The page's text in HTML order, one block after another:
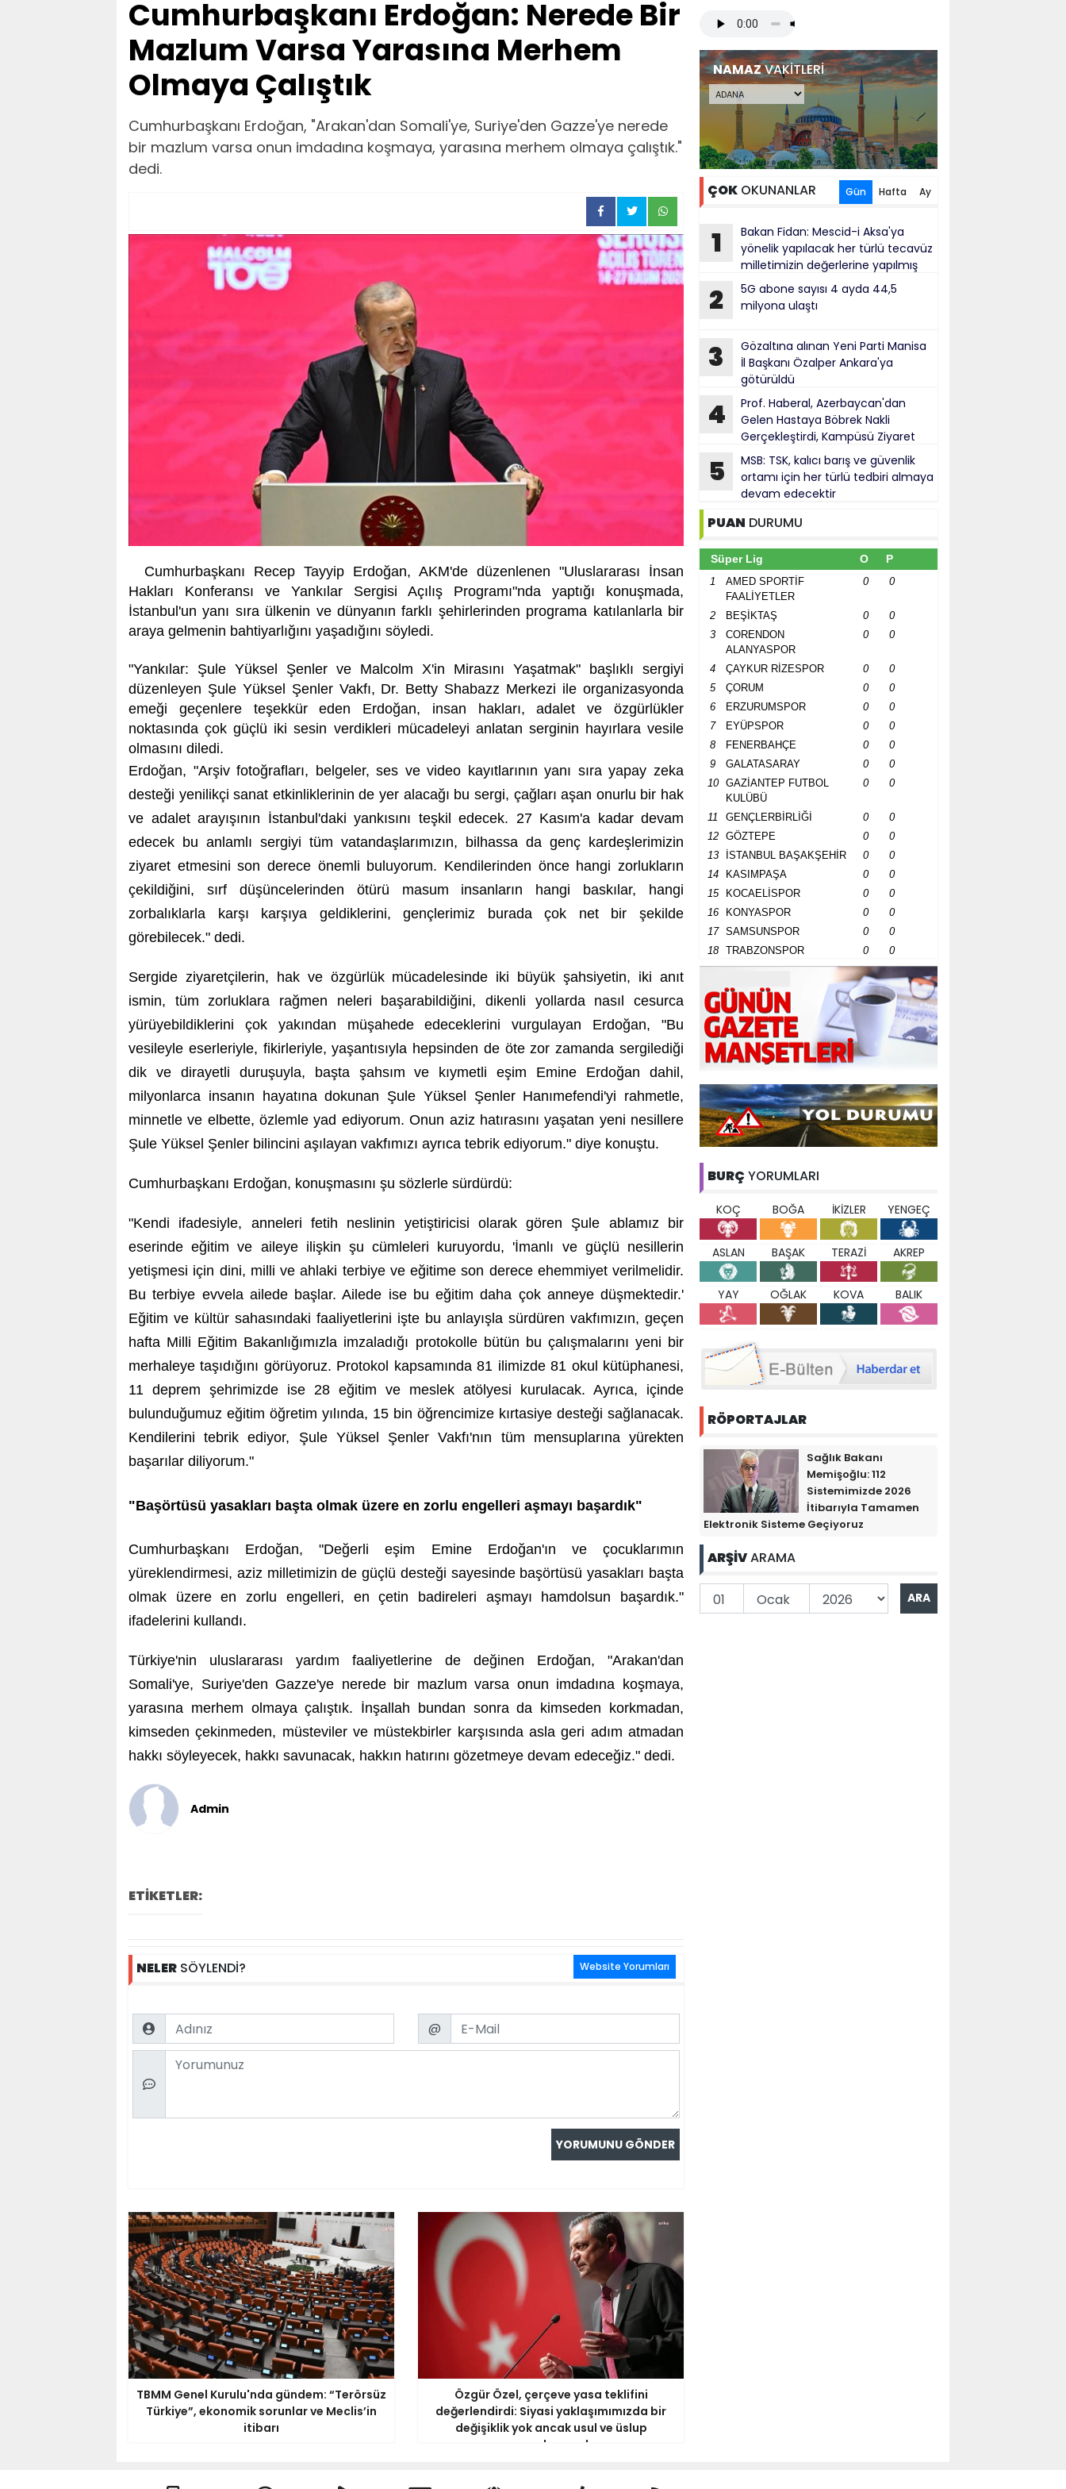
Cumhurbaşkanı Erdoğan: Nerede Bir
Mazlum Varsa Yarasına Merhem
Olmaya Çalıştık
Cumhurbaşkanı Erdoğan, "Arakan'dan Somali'ye, Suriye'den Gazze'ye nerede
bir mazlum varsa onun imdadına koşmaya, yarasına merhem olmaya çalıştık."
dedi.
Cumhurbaşkanı Recep Tayyip Erdoğan, AKM'de düzenlenen "Uluslararası İnsan
Hakları Konferansı ve Yankılar Sergisi Açılış Programı"nda yaptığı konuşmada,
İstanbul'un yanı sıra ülkenin ve dünyanın farklı şehirlerinden programa katılanlarla bir
araya gelmenin bahtiyarlığını yaşadığını söyledi.
"Yankılar: Şule Yüksel Şenler ve Malcolm X'in Mirasını Yaşatmak" başlıklı sergiyi
düzenleyen Şule Yüksel Şenler Vakfı, Dr. Betty Shabazz Merkezi ile organizasyonda
emeği geçenlere teşekkür eden Erdoğan, insan hakları, adalet ve özgürlükler
noktasında çok güçlü iki sesin verdikleri mücadeleyi anlatan serginin hayırlara vesile
olmasını diledi.
Erdoğan, "Arşiv fotoğrafları, belgeler, ses ve video kayıtlarının yanı sıra yapay zeka
desteği yenilikçi sanat etkinliklerinin de yer alacağı bu sergi, çağları aşan onurlu bir hak
ve adalet arayışının İstanbul'daki yankısını teşkil edecek. 27 Kasım'a kadar devam
edecek bu anlamlı sergiyi tüm vatandaşlarımızın, bilhassa da genç kardeşlerimizin
ziyaret etmesini son derece önemli buluyorum. Kendilerinden önce hangi zorlukların
çekildiğini, sırf düşüncelerinden ötürü masum insanların hangi baskılar, hangi
zorbalıklarla karşı karşıya geldiklerini, gençlerimiz burada çok net bir şekilde
görebilecek." dedi.
Sergide ziyaretçilerin, hak ve özgürlük mücadelesinde iki büyük şahsiyetin, iki anıt
ismin, tüm zorluklara rağmen neleri başarabildiğini, dikenli yollarda nasıl cesurca
yürüyebildiklerini çok yakından müşahede edeceklerini vurgulayan Erdoğan, "Bu
vesileyle eserleriyle, fikirleriyle, yaşantısıyla hepsinden de öte zor zamanda sergilediği
dik ve dirayetli duruşuyla, başta şahsım ve kıymetli eşim Emine Erdoğan dahil,
milyonlarca insanın hayatına dokunan Şule Yüksel Şenler Hanımefendi'yi rahmetle,
minnetle ve elbette, özlemle yad ediyorum. Onun aziz hatırasını yaşatan yeni nesillere
Şule Yüksel Şenler bilincini aşılayan vakfımızı ayrıca tebrik ediyorum." diye konuştu.
Cumhurbaşkanı Erdoğan, konuşmasını şu sözlerle sürdürdü:
"Kendi ifadesiyle, anneleri fetih neslinin yetiştiricisi olarak gören Şule ablamız bir
eserinde eğitim ve aileye ilişkin şu cümleleri kuruyordu, 'İmanlı ve güçlü nesillerin
yetişmesi için dini, milli ve ahlaki terbiye ve eğitime son derece ehemmiyet verilmelidir.
Bu terbiye evvela ailede başlar. Ailede ise bu eğitim daha çok anneye düşmektedir.'
Eğitim ve kültür sahasındaki faaliyetlerini işte bu anlayışla sürdüren vakfımızın, geçen
hafta Milli Eğitim Bakanlığımızla imzaladığı protokolle bütün bu çalışmalarını yeni bir
merhaleye taşıdığını görüyoruz. Protokol kapsamında 81 ilimizde 81 okul kütüphanesi,
11 deprem şehrimizde ise 28 eğitim ve meslek atölyesi kurulacak. Ayrıca, içinde
bulunduğumuz eğitim öğretim yılında, 15 bin öğrencimize kırtasiye desteği sağlanacak.
Kendilerini tebrik ediyor, Şule Yüksel Şenler Vakfı'nın tüm mensuplarına yürekten
başarılar diliyorum."
"Başörtüsü yasakları başta olmak üzere en zorlu engelleri aşmayı başardık"
Cumhurbaşkanı Erdoğan, "Değerli eşim Emine Erdoğan'ın ve çocuklarımın
yüreklendirmesi, aziz milletimizin de güçlü desteği sayesinde başörtüsü yasakları başta
olmak üzere en zorlu engelleri, en çetin badireleri aşmayı hamdolsun başardık."
ifadelerini kullandı.
Türkiye'nin uluslararası yardım faaliyetlerine de değinen Erdoğan, "Arakan'dan
Somali'ye, Suriye'den Gazze'ye nerede bir mazlum varsa onun imdadına koşmaya,
yarasına merhem olmaya çalıştık. İnşallah bundan sonra da kimseden korkmadan,
kimseden çekinmeden, müsteviler ve müstekbirler karşısında asla geri adım atmadan
hakkı söyleyecek, hakkı savunacak, hakkın hatırını gözetmeye devam edeceğiz." dedi.
Admin
ETİKETLER:
NELER SÖYLENDİ? Website Yorumları
Name Email
@
Comment
TBMM Genel Kurulu'nda gündem: “Terörsüz
Türkiye”, ekonomik sorunlar ve Meclis’in
itibarı
Özgür Özel, çerçeve yasa teklifini
değerlendirdi: Siyasi yaklaşımımızda bir
değişiklik yok ancak usul ve üslup
açısından yanlış
NAMAZVAKİTLERİ
ÇOK OKUNANLAR Gün Hafta Ay
1
Bakan Fidan: Mescid-i Aksa'ya
yönelik yapılacak her türlü tecavüz
milletimizin değerlerine yapılmış
kabul ediliyor
2
5G abone sayısı 4 ayda 44,5
milyona ulaştı
3
Gözaltına alınan Yeni Parti Manisa
İl Başkanı Özalper Ankara'ya
götürüldü
4
Prof. Haberal, Azerbaycan'dan
Gelen Hastaya Böbrek Nakli
Gerçekleştirdi, Kampüsü Ziyaret
5
MSB: TSK, kalıcı barış ve güvenlik
ortamı için her türlü tedbiri almaya
devam edecektir
PUAN DURUMU
Süper Lig O P
1
AMED SPORTİF
FAALİYETLER
0 0
2 BEŞİKTAŞ 0
0
3
CORENDON
ALANYASPOR
0 0
4 ÇAYKUR RİZESPOR 0
0
5
ÇORUM 0
0
6
ERZURUMSPOR 0
0
7
EYÜPSPOR 0
0
8
FENERBAHÇE 0
0
9
GALATASARAY 0
0
10
GAZİANTEP FUTBOL
KULÜBÜ
0 0
11 GENÇLERBİRLİĞİ 0
0
12
GÖZTEPE 0
0
13
İSTANBUL BAŞAKŞEHİR 0
0
14
KASIMPAŞA 0
0
15
KOCAELİSPOR 0
0
16
KONYASPOR 0
0
17
SAMSUNSPOR 0
0
18
TRABZONSPOR 0 0
BURÇ YORUMLARI
KOÇ BOĞA İKİZLER YENGEÇ
ASLAN BAŞAK TERAZİ AKREP
YAY OĞLAK KOVA BALIK
RÖPORTAJLAR
Sağlık Bakanı
Memişoğlu: 112
Sistemimizde 2026
İtibarıyla Tamamen
Elektronik Sisteme Geçiyoruz
ARŞİVARAMA